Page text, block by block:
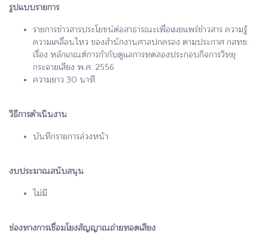
รูปแบบรายการ
รายการข่าวสารประโยชน์ต่อสาธารณะเพื่อเผยแพร่ข่าวสาร ความรู้
ความเคลื่อนไหว ของสำนักงานศาลปกครอง ตามประกาศ กสทช.
เรื่อง หลักเกณฑ์การกำกับดูแลการทดลองประกอบกิจการวิทยุ
กระจายเสียง พ.ศ. 2556
ความยาว 30 นาที
วิธีการดำเนินงาน
บันทึกรายการล่วงหน้า
งบประมาณสนับสนุน
ไม่มี
ช่องทางการเชื่อมโยงสัญญาณถ่ายทอดเสียง